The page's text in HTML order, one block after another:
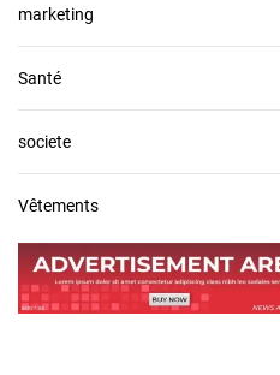
marketing
Santé
societe
Vêtements